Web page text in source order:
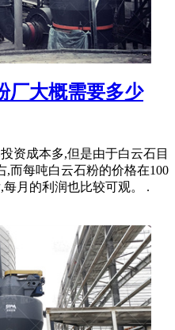
厂大概需要多少
资成本多,但是由于白云石目
,而每吨白云石粉的价格在100
月的利润也比较可观。 .